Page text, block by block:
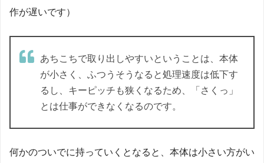
作が遅いです）
あちこちで取り出しやすいということは、本体
が小さく、ふつうそうなると処理速度は低下す
るし、キーピッチも狭くなるため、「さくっ」
とは仕事ができなくなるのです。
何かのついでに持っていくとなると、本体は小さい方がい